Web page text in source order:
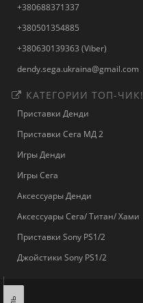
+380688371337
+380501354885
+380630139363 (Viber)
dendy.sega.ukraina@gmail.com
КАТЕГОРИИ ТОП-ЧИК!
Приставки Денди
Приставки Сега МД 2
Игры Денди
Игры Сега
Аксессуары Денди
Аксессуары Сега/ Титан/ Хами
Приставки Sony PS1/2
Джойстики Sony PS1/2